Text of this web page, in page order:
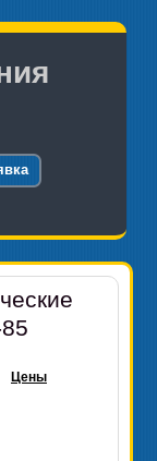
Цены